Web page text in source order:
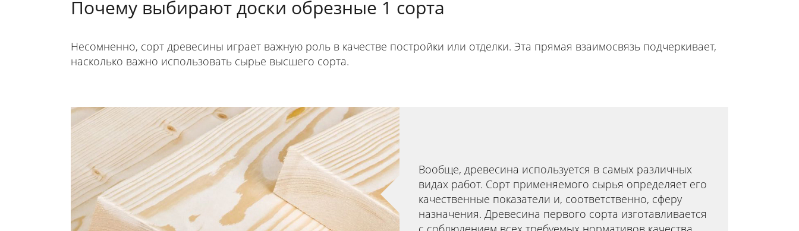
Почему выбирают доски обрезные 1 сорта
Несомненно, сорт древесины играет важную роль в качестве постройки или отделки. Эта прямая взаимосвязь подчеркивает,
насколько важно использовать сырье высшего сорта.
Вообще, древесина используется в самых различных
видах работ. Сорт применяемого сырья определяет его
качественные показатели и, соответственно, сферу
назначения. Древесина первого сорта изготавливается